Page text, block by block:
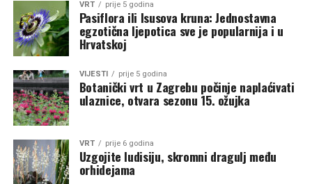
VRT prije 5 godina
Pasiflora ili Isusova kruna: Jednostavna
egzotična ljepotica sve je popularnija i u
Hrvatskoj
VIJESTI prije 5 godina
Botanički vrt u Zagrebu počinje naplaćivati
ulaznice, otvara sezonu 15. ožujka
VRT prije 6 godina
Uzgojite ludisiju, skromni dragulj među
orhidejama